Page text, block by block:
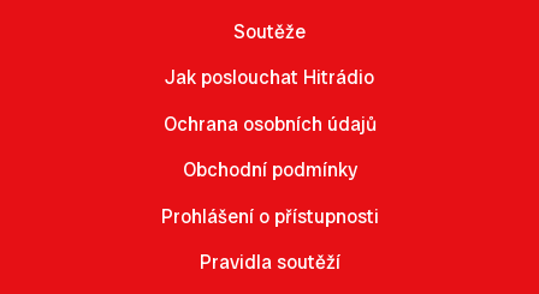
Soutěže
Jak poslouchat Hitrádio
Ochrana osobních údajů
Obchodní podmínky
Prohlášení o přístupnosti
Pravidla soutěží